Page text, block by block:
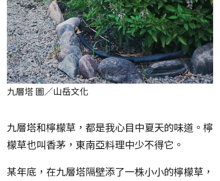
九層塔 圖／山岳文化
九層塔和檸檬草，都是我心目中夏天的味道。檸
檬草也叫香茅，東南亞料理中少不得它。
某年底，在九層塔隔壁添了一株小小的檸檬草，